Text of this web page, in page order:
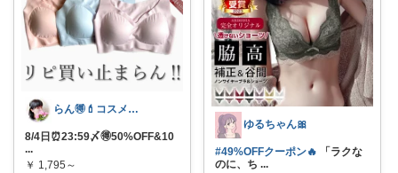
らん🉐💄コスメ&ファッション👗✨
8/4日⏰23:59〆🉐50%OFF&10
...
￥ 1,795～
ゆるちゃん🎀
#49%OFFクーポン🔥 「ラクな
のに、ち ...